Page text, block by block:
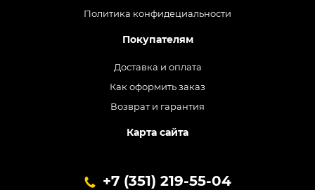
Политика конфидециальности
Покупателям
Доставка и оплата
Как оформить заказ
Возврат и гарантия
Карта сайта
+7 (351) 219-55-04